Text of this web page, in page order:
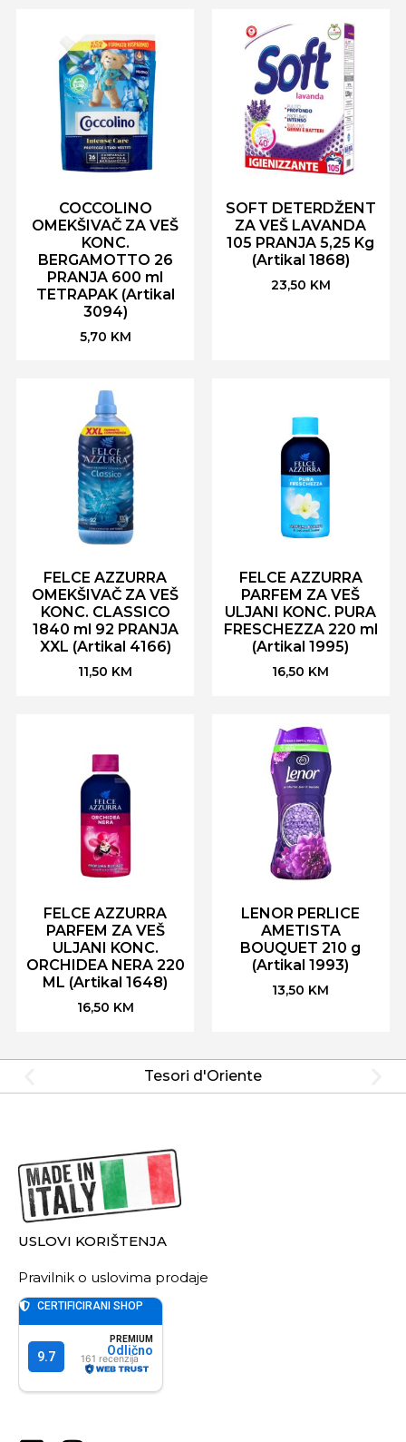
COCCOLINO
OMEKŠIVAČ ZA VEŠ
KONC.
BERGAMOTTO 26
PRANJA 600 ml
TETRAPAK (Artikal
3094)
5,70 KM
SOFT DETERDŽENT
ZA VEŠ LAVANDA
105 PRANJA 5,25 Kg
(Artikal 1868)
23,50 KM
FELCE AZZURRA
OMEKŠIVAČ ZA VEŠ
KONC. CLASSICO
1840 ml 92 PRANJA
XXL (Artikal 4166)
11,50 KM
FELCE AZZURRA
PARFEM ZA VEŠ
ULJANI KONC. PURA
FRESCHEZZA 220 ml
(Artikal 1995)
16,50 KM
FELCE AZZURRA
PARFEM ZA VEŠ
ULJANI KONC.
ORCHIDEA NERA 220
ML (Artikal 1648)
16,50 KM
LENOR PERLICE
AMETISTA
BOUQUET 210 g
(Artikal 1993)
13,50 KM
Tesori d'Oriente
USLOVI KORIŠTENJA
Pravilnik o uslovima prodaje